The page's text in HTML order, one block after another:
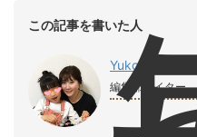
この記事を書いた人
Yuko
編集部ライター